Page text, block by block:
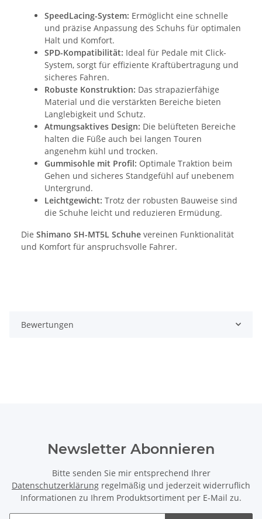
SpeedLacing-System: Ermöglicht eine schnelle
und präzise Anpassung des Schuhs für optimalen
Halt und Komfort.
SPD-Kompatibilität: Ideal für Pedale mit Click-
System, sorgt für effiziente Kraftübertragung und
sicheres Fahren.
Robuste Konstruktion: Das strapazierfähige
Material und die verstärkten Bereiche bieten
Langlebigkeit und Schutz.
Atmungsaktives Design: Die belüfteten Bereiche
halten die Füße auch bei langen Touren
angenehm kühl und trocken.
Gummisohle mit Profil: Optimale Traktion beim
Gehen und sicheres Standgefühl auf unebenem
Untergrund.
Leichtgewicht: Trotz der robusten Bauweise sind
die Schuhe leicht und reduzieren Ermüdung.
Die Shimano SH-MT5L Schuhe vereinen Funktionalität
und Komfort für anspruchsvolle Fahrer.
Bewertungen
Newsletter Abonnieren
Bitte senden Sie mir entsprechend Ihrer
Datenschutzerklärung regelmäßig und jederzeit widerruflich
Informationen zu Ihrem Produktsortiment per E-Mail zu.